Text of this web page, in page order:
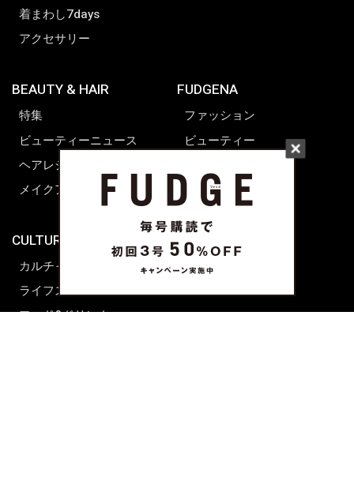
着まわし7days
アクセサリー
BEAUTY & HAIR
特集
ビューティーニュース
ヘアレシピ ストーリーズ
メイクアップティップス
CULTURE & LIFE
カルチャー
ライフスタイル
フード&ドリンク
FUDGENA
ファッション
ビューティー
ライフスタイル